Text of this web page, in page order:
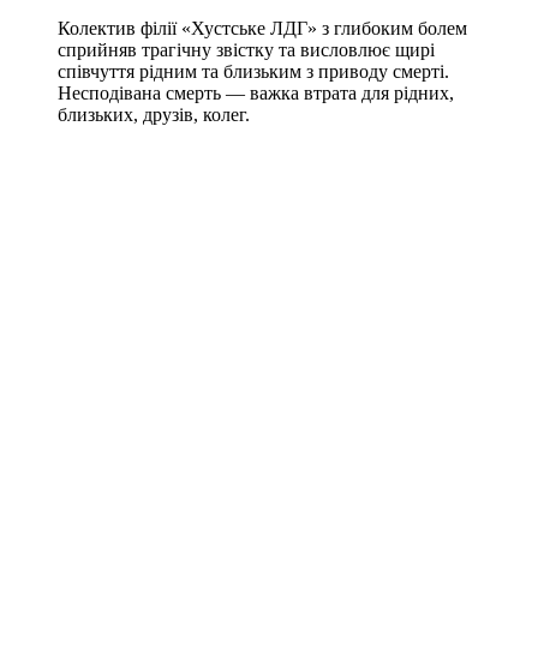
Колектив філії «Хустське ЛДГ» з глибоким болем
сприйняв трагічну звістку та висловлює щирі
співчуття рідним та близьким з приводу смерті.
Несподівана смерть — важка втрата для рідних,
близьких, друзів, колег.